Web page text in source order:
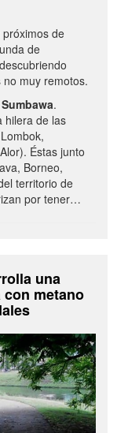
de
de
muy remotos.
Sumbawa.
hilera de las
Éstas junto
Borneo,
territorio de
por tener…
una
metano